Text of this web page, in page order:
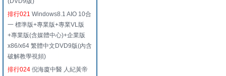
排行021 Windows8.1 AIO 10合
一 標準版+專業版+專業VL版
+專業版(含媒體中心)+企業版
x86/x64 繁體中文DVD9版(內含
破解教學視頻)
排行024 倪海廈中醫 人紀黃帝